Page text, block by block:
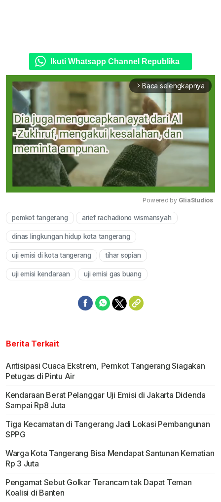
Ikuti Whatsapp Channel Republika
arrow_forward_ios Baca selengkapnya
Powered by GliaStudios
pemkot tangerang arief rachadiono wismansyah
dinas lingkungan hidup kota tangerang
uji emisi di kota tangerang tihar sopian
uji emisi kendaraan uji emisi gas buang
Berita Terkait
Antisipasi Cuaca Ekstrem, Pemkot Tangerang Siagakan
Petugas di Pintu Air
Kendaraan Berat Pelanggar Uji Emisi di Jakarta Didenda
Sampai Rp8 Juta
Tiga Kecamatan di Tangerang Jadi Lokasi Pembangunan
SPPG
Warga Kota Tangerang Bisa Mendapat Santunan Kematian
Rp 3 Juta
Pengamat Sebut Golkar Terancam tak Dapat Teman
Koalisi di Banten